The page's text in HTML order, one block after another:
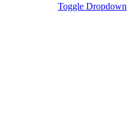
Toggle Dropdown